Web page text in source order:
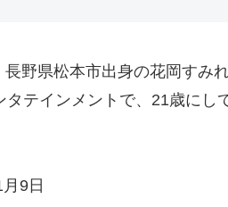
野県松本市出身の花岡すみれ
タテインメントで、21歳にし
9日